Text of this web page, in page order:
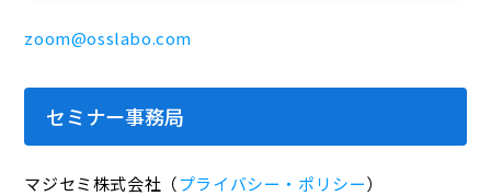
zoom@osslabo.com
セミナー事務局
マジセミ株式会社（プライバシー・ポリシー）